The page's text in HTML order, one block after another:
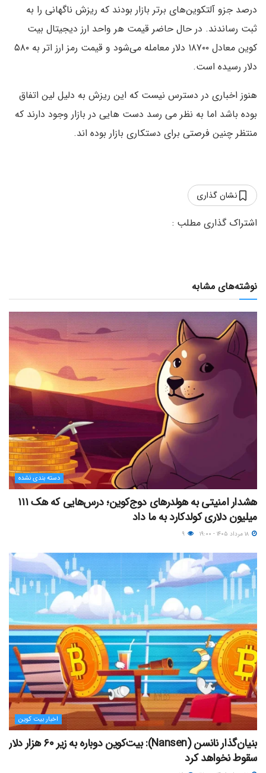
درصد جزو آلتکوین‌های برتر بازار بودند که ریزش ناگهانی را به
ثبت رساندند. در حال حاضر قیمت هر واحد ارز دیجیتال بیت
کوین معادل ۱۸۷۰۰ دلار معامله می‌شود و قیمت رمز ارز اتر به ۵۸۰
دلار رسیده است.
هنوز اخباری در دسترس نیست که این ریزش به دلیل لین اتفاق
بوده باشد اما به نظر می رسد دست هایی در بازار وجود دارند که
منتظر چنین فرصتی برای دستکاری بازار بوده اند.
نشان گذاری
نوشته‌های مشابه
دسته بندی نشده
هشدار امنیتی به هولدرهای دوج‌کوین؛ درس‌هایی که هک ۱۱۱
میلیون دلاری کولدکارد به ما داد
اخبار بیت کوین
بنیان‌گذار نانسن (Nansen): بیت‌کوین دوباره به زیر ۶۰ هزار دلار
سقوط نخواهد کرد